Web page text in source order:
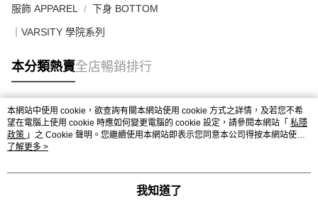
服飾 APPAREL 下身 BOTTOM
｜VARSITY 學院系列
本分類熱賣全店暢銷排行
熱門標籤
熱銷排行
本網站中使用 cookie，欲查詢有關本網站使用 cookie 方式之詳情，及若您不希
望在電腦上使用 cookie 時應如何變更電腦的 cookie 設定，請參閱本網站「 私隱
政策 」之 Cookie 聲明。您繼續使用本網站即表示您同意本公司得按本網站使用
條款之 Cookie 聲明使用 cookie。
了解更多 >
我知道了